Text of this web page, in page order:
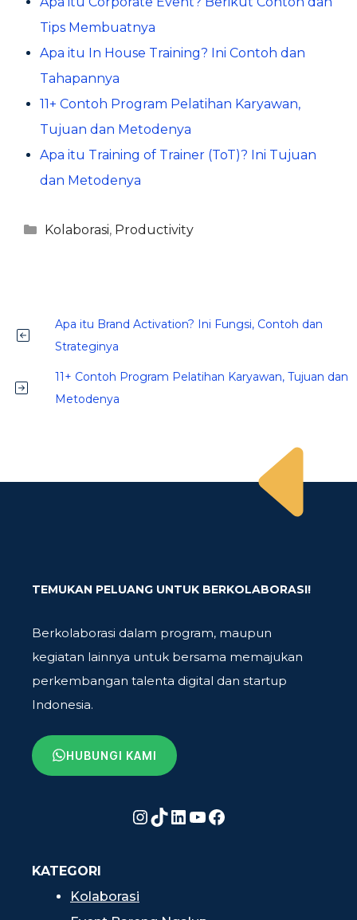
Tips Membuatnya
Apa itu In House Training? Ini Contoh dan
Tahapannya
11+ Contoh Program Pelatihan Karyawan,
Tujuan dan Metodenya
Apa itu Training of Trainer (ToT)? Ini Tujuan
dan Metodenya
Kategori
Kolaborasi, Productivity
Apa itu Brand Activation? Ini Fungsi, Contoh dan
Strateginya
11+ Contoh Program Pelatihan Karyawan, Tujuan dan
Metodenya
TEMUKAN PELUANG UNTUK BERKOLABORASI!
Berkolaborasi dalam program, maupun
kegiatan lainnya untuk bersama memajukan
perkembangan talenta digital dan startup
Indonesia.
HUBUNGI KAMI
Instagram
TikTok
LinkedIn
YouTube
Facebook
KATEGORI
Kolaborasi